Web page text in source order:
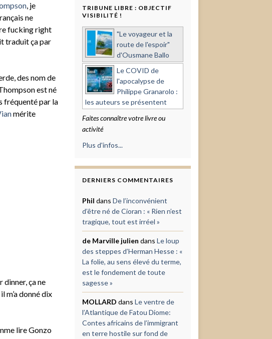
, je
ne
fucking right
traduit ça par
des nom de
est né
fréquenté par la
mérite
dinner, ça ne
m’a donné dix
lire Gonzo
TRIBUNE LIBRE : OBJECTIF
VISIBILITÉ !
"Le voyageur et la
route de l'espoir"
d'Ousmane Ballo
Le COVID de
l'apocalypse de
Philippe Granarolo :
les auteurs se présentent
Faites connaître votre livre ou
activité
Plus d'infos...
DERNIERS COMMENTAIRES
Phil dans De l’inconvénient
d’être né de Cioran : « Rien n’est
tragique, tout est irréel »
de Marville julien dans Le loup
des steppes d’Herman Hesse : «
La folie, au sens élevé du terme,
est le fondement de toute
sagesse »
MOLLARD dans Le ventre de
l’Atlantique de Fatou Diome:
Contes africains de l’immigrant
en terre hostile sur fond de